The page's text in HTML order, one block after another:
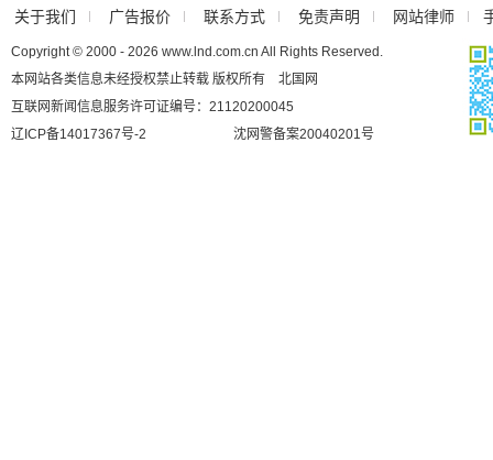
关于我们 广告报价 联系方式 免责声明 网站律师
Copyright © 2000 - 2026 www.lnd.com.cn All Rights Reserved.
本网站各类信息未经授权禁止转载 版权所有 北国网
互联网新闻信息服务许可证编号：21120200045
辽ICP备14017367号-2
沈网警备案20040201号